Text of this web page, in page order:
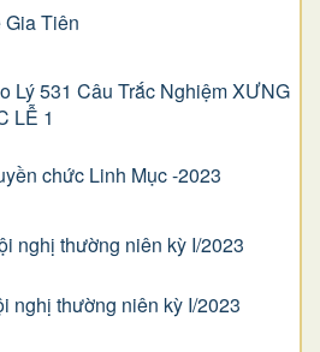
Tiên
Lý 531 Câu Trắc Nghiệm XƯNG
LỄ 1
chức Linh Mục -2023
nghị thường niên kỳ I/2023
nghị thường niên kỳ I/2023